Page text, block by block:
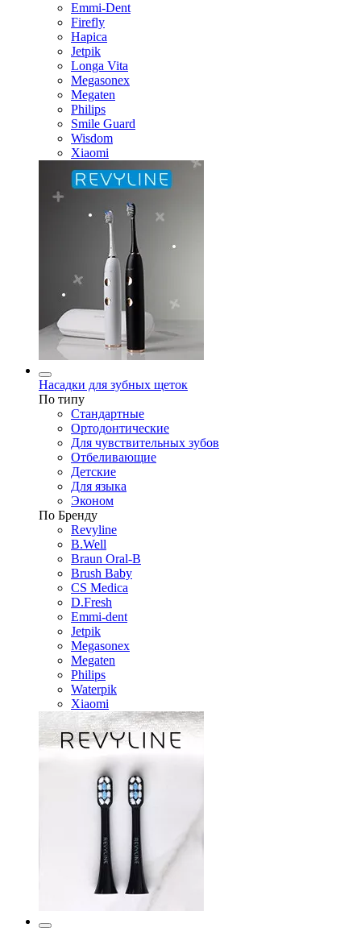
Emmi-Dent
Firefly
Hapica
Jetpik
Longa Vita
Megasonex
Megaten
Philips
Smile Guard
Wisdom
Xiaomi
Насадки для зубных щеток
По типу
Стандартные
Ортодонтические
Для чувствительных зубов
Отбеливающие
Детские
Для языка
Эконом
По Бренду
Revyline
B.Well
Braun Oral-B
Brush Baby
CS Medica
D.Fresh
Emmi-dent
Jetpik
Megasonex
Megaten
Philips
Waterpik
Xiaomi